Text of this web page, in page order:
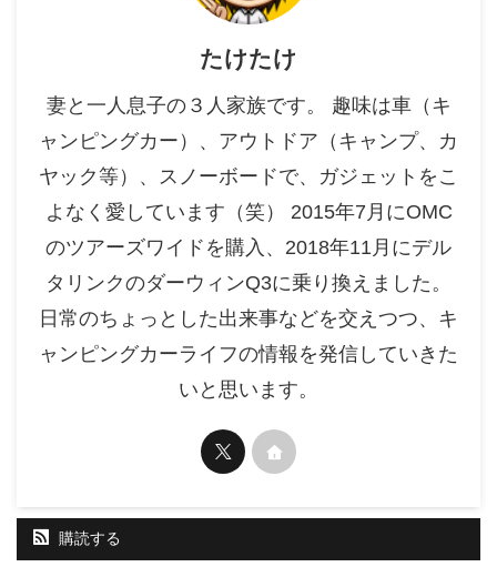
たけたけ
妻と一人息子の３人家族です。 趣味は車（キ
ャンピングカー）、アウトドア（キャンプ、カ
ヤック等）、スノーボードで、ガジェットをこ
よなく愛しています（笑） 2015年7月にOMC
のツアーズワイドを購入、2018年11月にデル
タリンクのダーウィンQ3に乗り換えました。
日常のちょっとした出来事などを交えつつ、キ
ャンピングカーライフの情報を発信していきた
いと思います。
購読する